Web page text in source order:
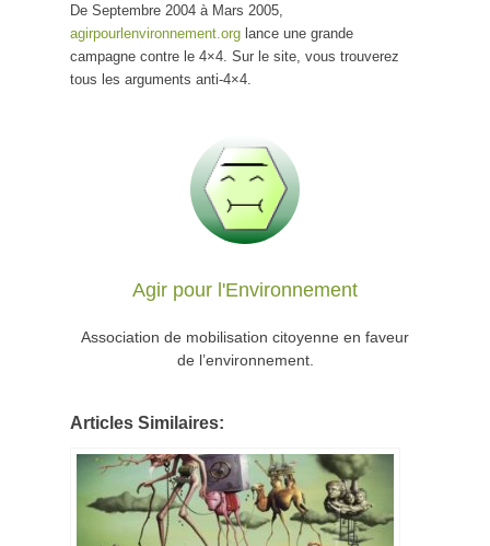
De Septembre 2004 à Mars 2005,
agirpourlenvironnement.org lance une grande
campagne contre le 4×4. Sur le site, vous trouverez
tous les arguments anti-4×4.
Agir pour l'Environnement
Association de mobilisation citoyenne en faveur
de l’environnement.
Articles Similaires: